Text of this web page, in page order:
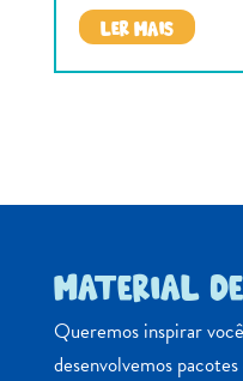
LER MAIS
MATERIAL
Queremos inspirar
desenvolvemos